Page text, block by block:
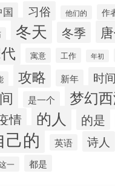
国 习俗 他们的 作
冬天 冬季
寓意 工作 年初
攻略 新年 时间
是一个 梦幻
情 的人 的是
己的 英语 诗人
一 都是